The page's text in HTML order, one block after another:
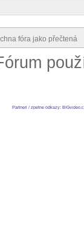
fóra jako přečtená
Partneri / zpetne odkazy: